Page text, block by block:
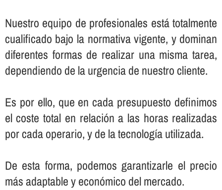
Nuestro equipo de profesionales está totalmente
cualificado bajo la normativa vigente, y dominan
diferentes formas de realizar una misma tarea,
dependiendo de la urgencia de nuestro cliente.
Es por ello, que en cada presupuesto definimos
el coste total en relación a las horas realizadas
por cada operario, y de la tecnologí­a utilizada.
De esta forma, podemos garantizarle el precio
más adaptable y económico del mercado.